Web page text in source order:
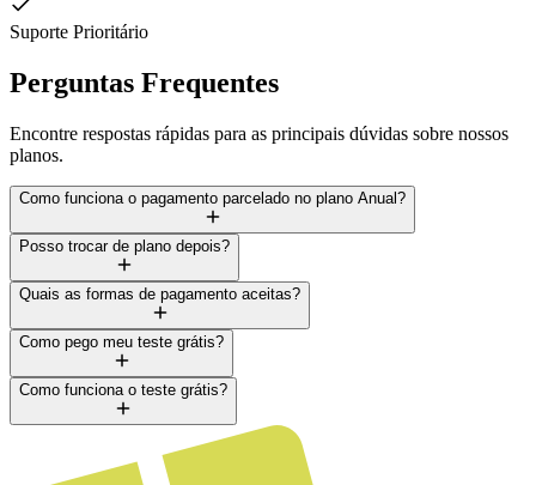
Suporte Prioritário
Perguntas Frequentes
Encontre respostas rápidas para as principais dúvidas sobre nossos
planos.
Como funciona o pagamento parcelado no plano Anual?
Posso trocar de plano depois?
Quais as formas de pagamento aceitas?
Como pego meu teste grátis?
Como funciona o teste grátis?